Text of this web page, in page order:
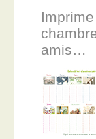
amis…